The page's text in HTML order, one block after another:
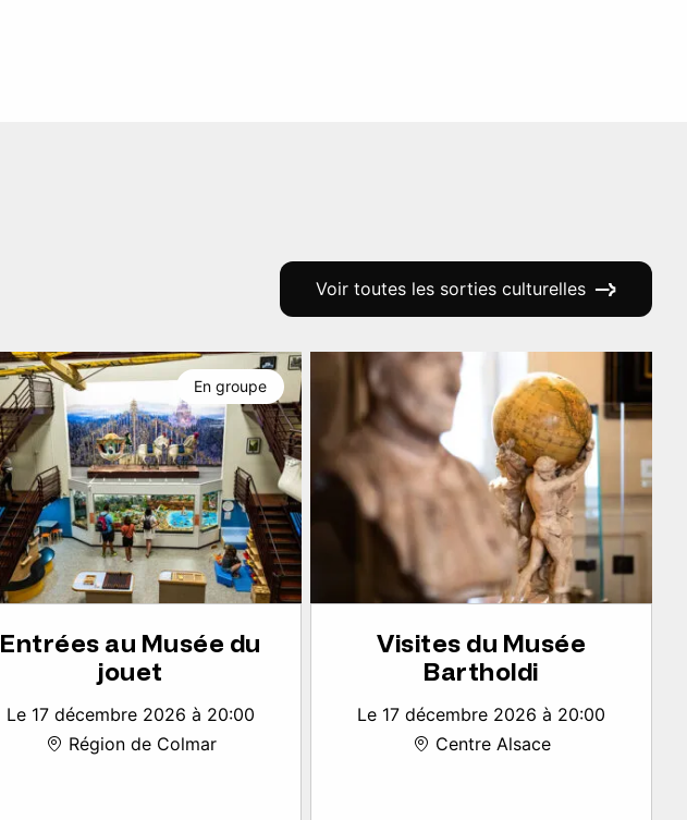
Voir toutes les sorties culturelles
Entrées au Musée du
jouet
Le 17 décembre 2026 à 20:00
Région de Colmar
En groupe
Visites du Musée
Bartholdi
Le 17 décembre 2026 à 20:00
Centre Alsace